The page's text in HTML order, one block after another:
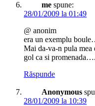
me spune:
28/01/2009 la 01:49
@ anonim
era un exemplu
Mai da-va-n pula mea
gol ca si promenada….
Răspunde
Anonymous
28/01/2009 la 10:39